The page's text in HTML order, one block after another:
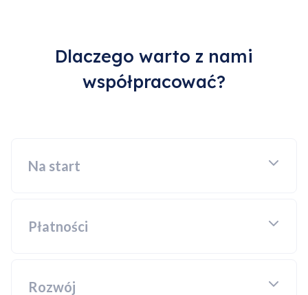
Dlaczego warto z nami
współpracować?
Na start
Płatności
Rozwój